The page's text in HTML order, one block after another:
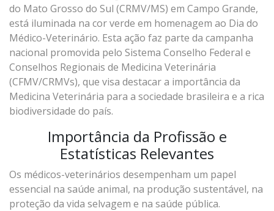
do Mato Grosso do Sul (CRMV/MS) em Campo Grande,
está iluminada na cor verde em homenagem ao Dia do
Médico-Veterinário. Esta ação faz parte da campanha
nacional promovida pelo Sistema Conselho Federal e
Conselhos Regionais de Medicina Veterinária
(CFMV/CRMVs), que visa destacar a importância da
Medicina Veterinária para a sociedade brasileira e a rica
biodiversidade do país.
Importância da Profissão e
Estatísticas Relevantes
Os médicos-veterinários desempenham um papel
essencial na saúde animal, na produção sustentável, na
proteção da vida selvagem e na saúde pública.